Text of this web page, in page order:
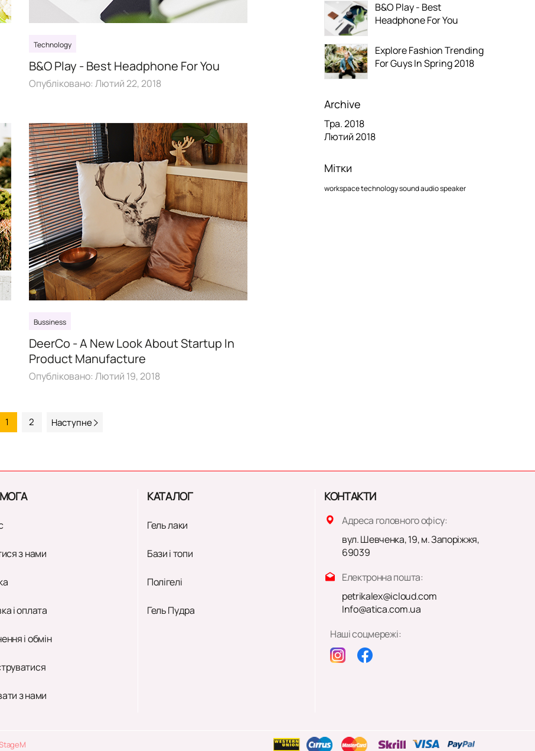
Technology
B&O Play - Best Headphone For You
Опубліковано: Лютий 22, 2018
Bussiness
DeerCo - A New Look About Startup In
Product Manufacture
Опубліковано: Лютий 19, 2018
1 2 Наступне
B&O Play - Best
Headphone For You
Explore Fashion Trending
For Guys In Spring 2018
Archive
Тра. 2018
Лютий 2018
Мітки
workspacetechnologysoundaudiospeaker
з нами
і оплата
і обмін
з нами
КАТАЛОГ
Гель лаки
Бази і топи
Полігелі
Гель Пудра
КОНТАКТИ
Адреса головного офісу:
вул. Шевченка, 19, м. Запоріжжя,
69039
Електронна пошта:
petrikalex@icloud.com
Info@atica.com.ua
Наші соцмережі: